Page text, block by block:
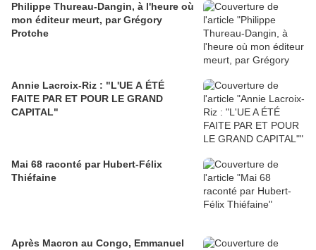
Philippe Thureau-Dangin, à l'heure où
mon éditeur meurt, par Grégory
Protche
Annie Lacroix-Riz : "L'UE A ÉTÉ
FAITE PAR ET POUR LE GRAND
CAPITAL"
Mai 68 raconté par Hubert-Félix
Thiéfaine
Après Macron au Congo, Emmanuel